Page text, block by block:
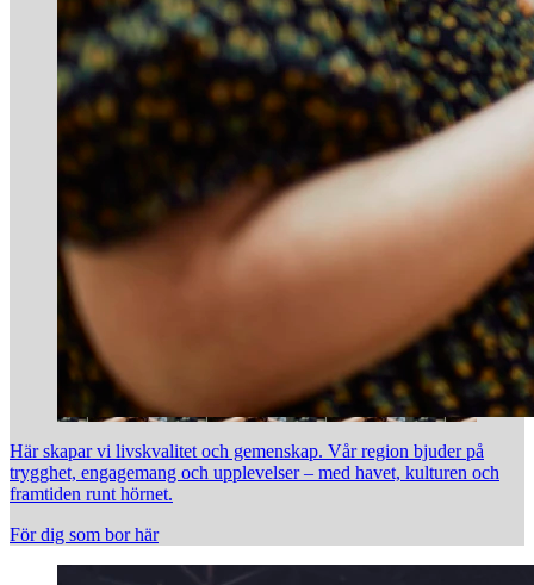
Här skapar vi livskvalitet och gemenskap. Vår region bjuder på
trygghet, engagemang och upplevelser – med havet, kulturen och
framtiden runt hörnet.
För dig som bor här